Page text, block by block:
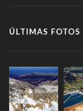
ÚLTIMAS FOTOS